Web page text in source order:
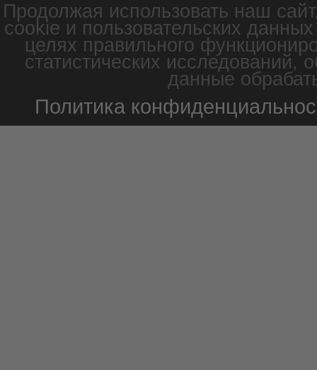
Продолжая использовать наш
cookie и пользовательских
целях правильного
статистических
данные
Политика